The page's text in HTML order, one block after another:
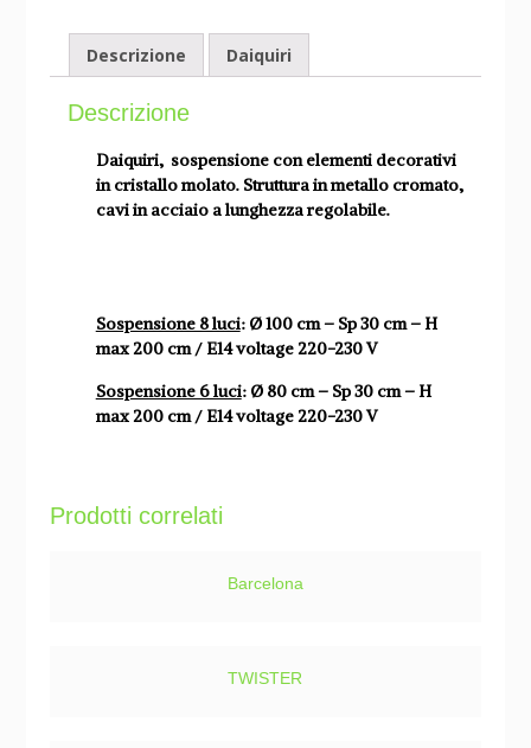
Descrizione Daiquiri
Descrizione
Daiquiri, sospensione con elementi decorativi
in cristallo molato. Struttura in metallo cromato,
cavi in acciaio a lunghezza regolabile.
Sospensione 8 luci: Ø 100 cm – Sp 30 cm – H
max 200 cm / E14 voltage 220-230 V
Sospensione 6 luci: Ø 80 cm – Sp 30 cm – H
max 200 cm / E14 voltage 220-230 V
Prodotti correlati
Barcelona
TWISTER